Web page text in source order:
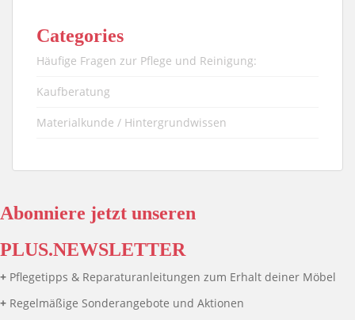
Categories
Häufige Fragen zur Pflege und Reinigung:
Kaufberatung
Materialkunde / Hintergrundwissen
Abonniere jetzt unseren
PLUS.NEWSLETTER
+ Pflegetipps & Reparaturanleitungen zum Erhalt deiner Möbel
+ Regelmäßige Sonderangebote und Aktionen